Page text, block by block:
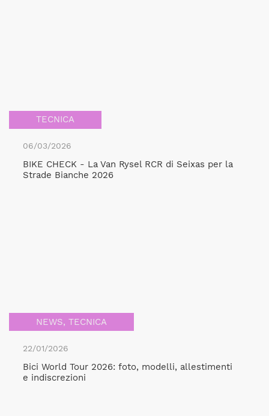
TECNICA
06/03/2026
BIKE CHECK - La Van Rysel RCR di Seixas per la
Strade Bianche 2026
NEWS, TECNICA
22/01/2026
Bici World Tour 2026: foto, modelli, allestimenti
e indiscrezioni